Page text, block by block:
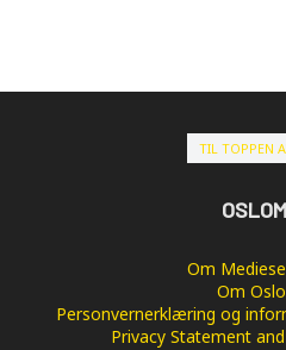
TIL TOPPEN
Om
Om
Personvernerklæring og
Privacy Statement